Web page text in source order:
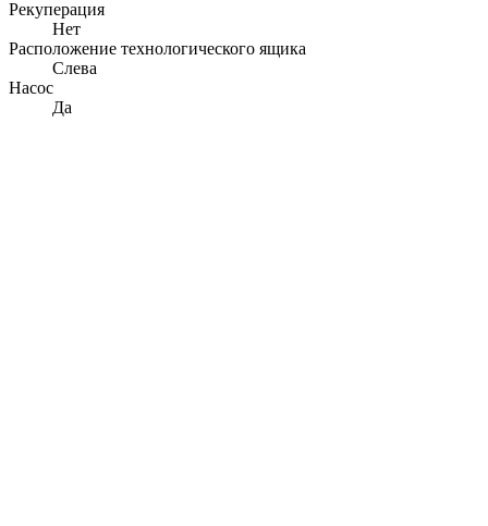
Рекуперация
Нет
Расположение технологического ящика
Слева
Насос
Да